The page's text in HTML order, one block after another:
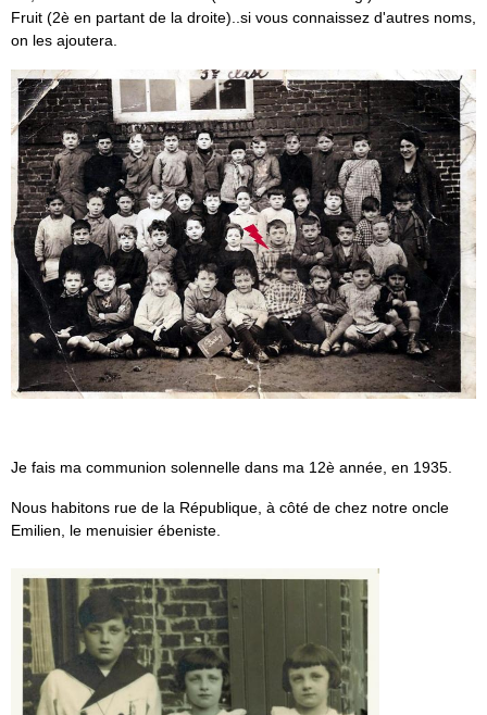
Fruit (2è en partant de la droite)..si vous connaissez d'autres noms,
on les ajoutera.
Je fais ma communion solennelle dans ma 12è année, en 1935.
Nous habitons rue de la République, à côté de chez notre oncle
Emilien, le menuisier ébeniste.